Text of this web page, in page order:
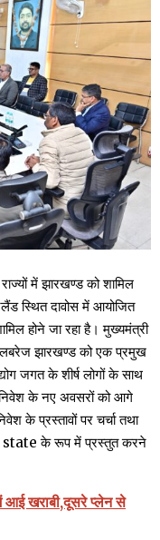
में झारखण्ड को शामिल
स्थित दावोस में आयोजित
होने जा रहा है। मुख्यमंत्री
लबरेज झारखण्ड को एक प्रमुख
जगत के शीर्ष लोगों के साथ
निवेश के नए अवसरों को आगे
के प्रस्तावों पर चर्चा तथा
के रूप में प्रस्तुत करने
आई खराबी,दूसरे प्लेन से